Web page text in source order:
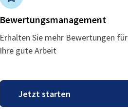
Bewertungsmanagement
Erhalten Sie mehr Bewertungen für
Ihre gute Arbeit